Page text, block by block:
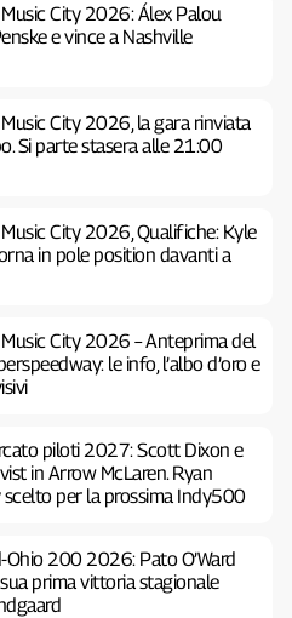
Music City 2026: Álex Palou
e vince a Nashville
Music City 2026, la gara rinviata
Si parte stasera alle 21:00
Music City 2026, Qualifiche: Kyle
in pole position davanti a
Music City 2026 – Anteprima del
le info, l’albo d’oro e
piloti 2027: Scott Dixon e
in Arrow McLaren. Ryan
scelto per la prossima Indy500
Ohio 200 2026: Pato O’Ward
prima vittoria stagionale